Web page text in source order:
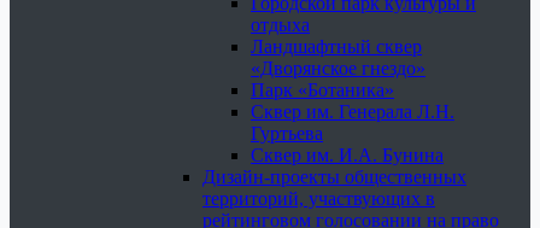
отдыха
Ландшафтный сквер
«Дворянское гнездо»
Парк «Ботаника»
Сквер им. Генерала Л.Н.
Гуртьева
Сквер им. И.А. Бунина
Дизайн-проекты общественных
территорий, участвующих в
рейтинговом голосовании на право